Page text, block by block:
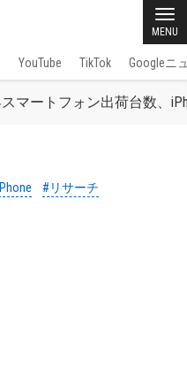
MENU
YouTube TikTok Googleニ
マートフォン出荷台数、
#リサーチ